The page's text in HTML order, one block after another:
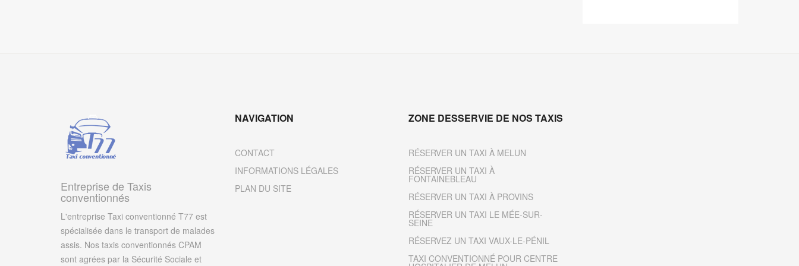
Entreprise de Taxis
conventionnés
L'entreprise Taxi conventionné T77 est
spécialisée dans le transport de malades
assis. Nos taxis conventionnés CPAM
sont agrées par la Sécurité Sociale et
NAVIGATION
CONTACT
INFORMATIONS LÉGALES
PLAN DU SITE
ZONE DESSERVIE DE NOS TAXIS
RÉSERVER UN TAXI À MELUN
RÉSERVER UN TAXI À
FONTAINEBLEAU
RÉSERVER UN TAXI À PROVINS
RÉSERVER UN TAXI LE MÉE-SUR-
SEINE
RÉSERVEZ UN TAXI VAUX-LE-PÉNIL
TAXI CONVENTIONNÉ POUR CENTRE